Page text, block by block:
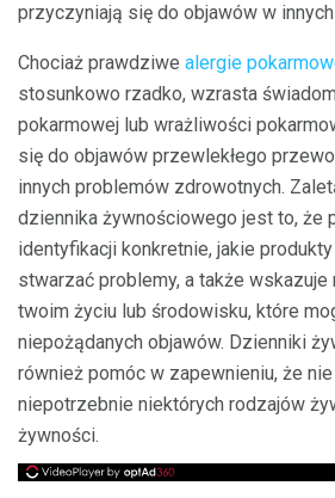
przyczyniają się do objawów w innych
Chociaż prawdziwe alergie
stosunkowo rzadko, wzrasta
pokarmowej lub wrażliwości
się do objawów przewlekłego
innych problemów zdrowotnych.
dziennika żywnościowego jest to, że
identyfikacji konkretnie, jakie
stwarzać problemy, a także wskazuje
twoim życiu lub środowisku, które
niepożądanych objawów. Dzienniki
również pomóc w zapewnieniu, że
niepotrzebnie niektórych rodzajów
żywności.